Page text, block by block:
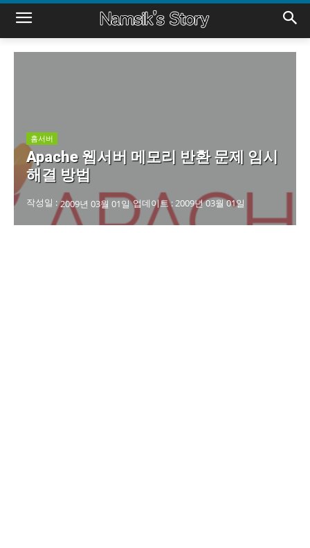
홈서버
Apache 웹서버 메모리 반환 문제 임시
해결 방법
작성일 : 2009년 03월 01일 업데이트 :2009년 03월 01일